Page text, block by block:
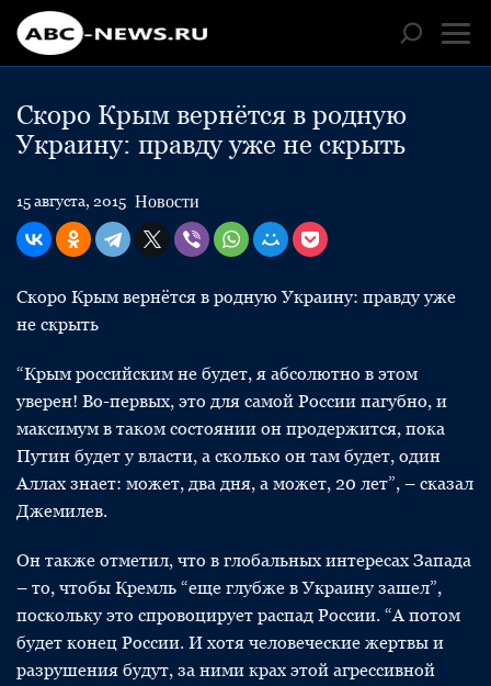
Скоро Крым вернётся в родную
Украину: правду уже не скрыть
15 августа, 2015 Новости
Скоро Крым вернётся в родную Украину: правду уже
не скрыть
“Крым российским не будет, я абсолютно в этом
уверен! Во-первых, это для самой России пагубно, и
максимум в таком состоянии он продержится, пока
Путин будет у власти, а сколько он там будет, один
Аллах знает: может, два дня, а может, 20 лет”, – сказал
Джемилев.
Он также отметил, что в глобальных интересах Запада
– то, чтобы Кремль “еще глубже в Украину зашел”,
поскольку это спровоцирует распад России. “А потом
будет конец России. И хотя человеческие жертвы и
разрушения будут, за ними крах этой агрессивной